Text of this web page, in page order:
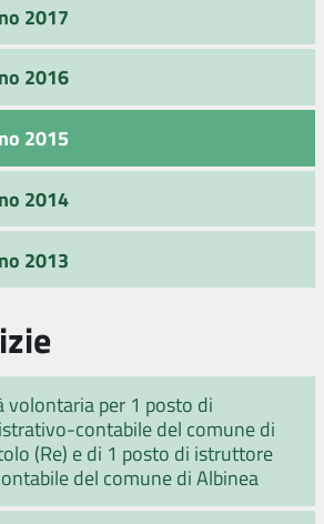
2017
2016
2015
2014
2013
volontaria per 1 posto di
contabile del comune di
(Re) e di 1 posto di istruttore
del comune di Albinea